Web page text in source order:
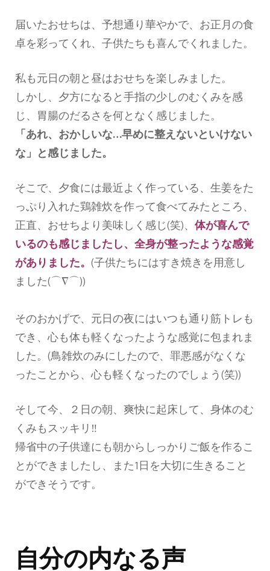
届いたおせちは、予想通り華やかで、お正月の食
卓を彩ってくれ、子供たちも喜んでくれました。
私も元日の朝と昼はおせちを楽しみました。
しかし、夕方になると手指の少しのむくみを感
じ、胃腸のだるさを何となく感じました。
「あれ、おかしいな…早めに整えないといけない
な」と感じました。
そこで、夕食には最近よく作っている、生姜をた
っぷり入れた鶏雑炊を作って食べてみたところ、
正直、おせちより美味しく感じ(笑)、 体が喜んで
いるのも感じましたし、全身が整ったような感覚
がありました。 (子供たちにはすき焼きを用意し
ました(⌒∇⌒))
そのおかげで、元日の夜にはいつも通り筋トレも
でき、心も体も軽くなったような感覚に包まれま
した。(鳥雑炊のみにしたので、罪悪感がなくな
ったことから、心も軽くなったのでしょう(笑))
そして今、２日の朝、爽快に起床して、身体のむ
くみもスッキリ‼
帰省中の子供達にも朝からしっかりご飯を作るこ
とができましたし、また1日を大切に生きること
ができそうです。
自分の内なる声